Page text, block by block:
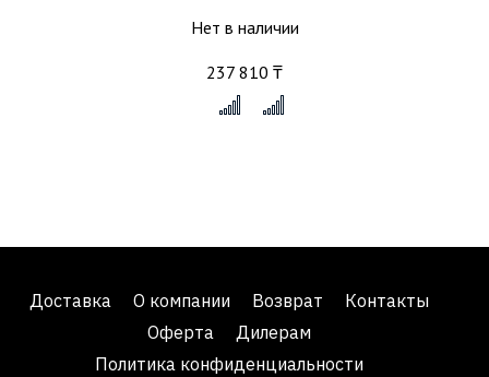
Нет в наличии
237 810 ₸
Доставка О компании Возврат
Контакты
Оферта
Дилерам
Политика конфиденциальности